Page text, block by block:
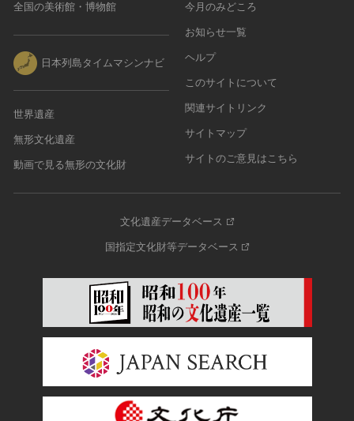
全国の美術館・博物館
日本列島タイムマシンナビ
世界遺産
無形文化遺産
動画で見る無形の文化財
今月のみどころ
お知らせ一覧
ヘルプ
このサイトについて
関連サイトリンク
サイトマップ
サイトのご意見はこちら
文化遺産データベース
国指定文化財等データベース